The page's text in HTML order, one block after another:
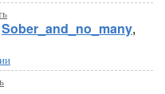
Sober_and_no_many,